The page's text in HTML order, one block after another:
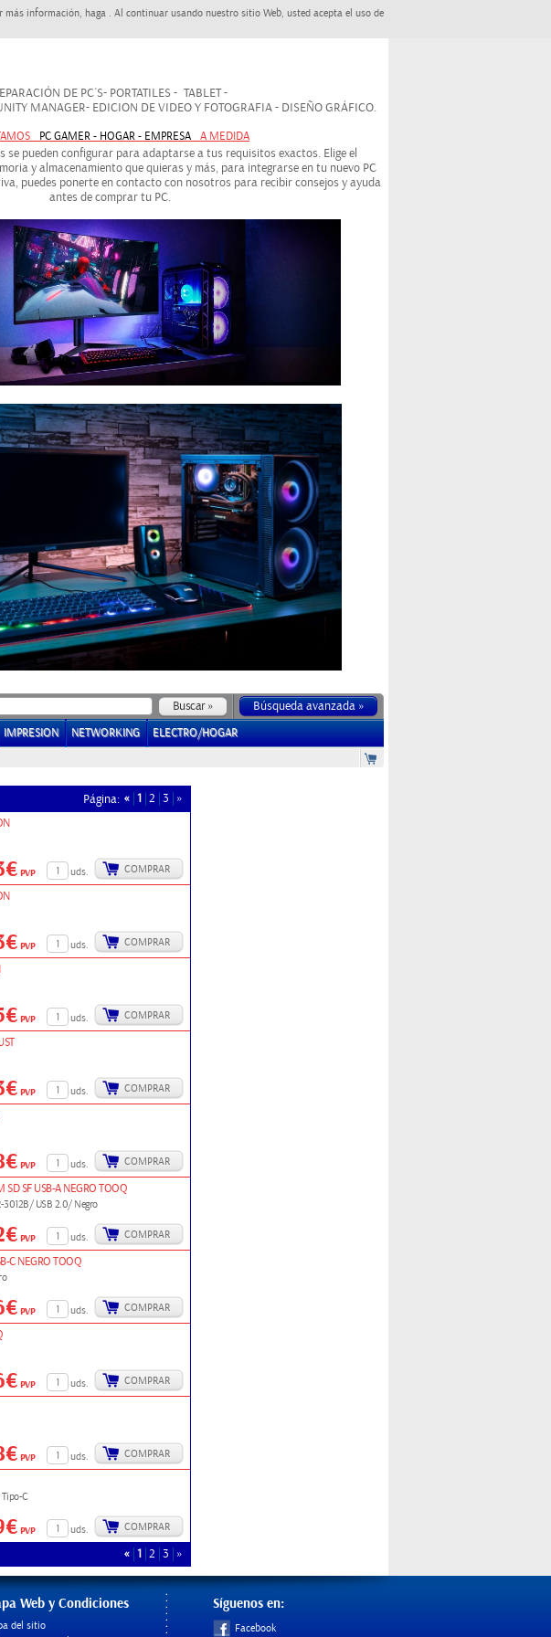
información, haga . Al continuar usando nuestro sitio Web, usted acepta el uso de
DE PC´S- PORTATILES - TABLET -
MANAGER- EDICION DE VIDEO Y FOTOGRAFIA - DISEÑO GRÁFICO.
PC GAMER - HOGAR - EMPRESA A MEDIDA
se pueden configurar para adaptarse a tus requisitos exactos. Elige el
y almacenamiento que quieras y más, para integrarse en tu nuevo PC
puedes ponerte en contacto con nosotros para recibir consejos y ayuda
antes de comprar tu PC.
Búsqueda avanzada »
IMPRESION NETWORKING ELECTRO/HOGAR
Página: « 1 2 3 »
uds. COMPRAR
PVP
uds. COMPRAR
PVP
uds. COMPRAR
PVP
uds. COMPRAR
PVP
uds. COMPRAR
PVP
SD SF USB-A NEGRO TOOQ
3012B/ USB 2.0/ Negro
uds. COMPRAR
PVP
C NEGRO TOOQ
uds. COMPRAR
PVP
uds. COMPRAR
PVP
uds. COMPRAR
PVP
Tipo-C
uds. COMPRAR
PVP
« 1 2 3 »
Web y Condiciones
del sitio
Síguenos en:
Facebook